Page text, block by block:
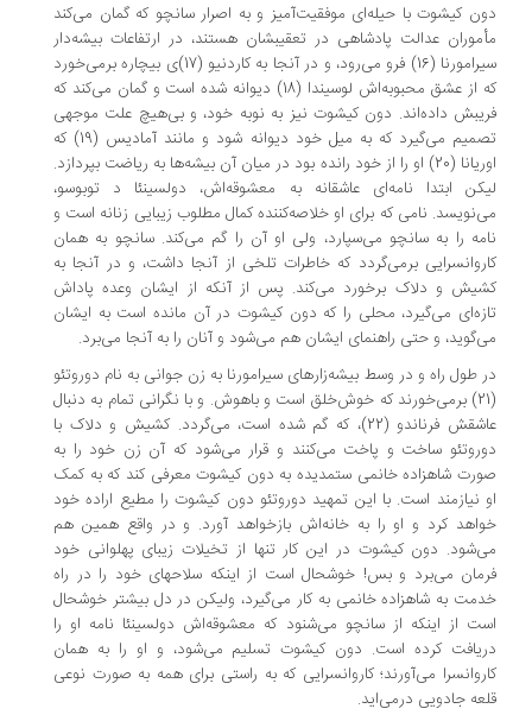
کیشوت با حیله‌ای موفقیت‌آمیز و به اصرار سانچو که گمان می‌کند
عدالت پادشاهی در تعقیبشان هستند، در ارتفاعات بیشه‌دار
سیرامورنا (16) فرو می‌رود، و در آنجا به کاردنیو (17)ی بیچاره برمی‌خورد
که از عشق محبوبه‌اش لوسیندا (18) دیوانه شده است و گمان می‌کند که
داده‌اند. دون کیشوت نیز به نوبه خود، و بی‌هیچ علت موجهی
تصمیم می‌گیرد که به میل خود دیوانه شود و مانند آمادیس (19) که
اوریانا (20) او را از خود رانده بود در میان آن بیشه‌ها به ریاضت بپردازد.
ابتدا نامه‌ای عاشقانه به معشوقه‌اش، دولسینئا د توبوسو،
نامی که برای او خلاصه‌کننده کمال مطلوب زیبایی زنانه است و
را به سانچو می‌سپارد، ولی او آن را گم می‌کند. سانچو به همان
برمی‌گردد که خاطرات تلخی از آنجا داشت، و در آنجا به
و دلاک برخورد می‌کند. پس از آنکه از ایشان وعده پاداش
می‌گیرد، محلی را که دون کیشوت در آن مانده است به ایشان
و حتی راهنمای ایشان هم می‌شود و آنان را به آنجا می‌برد.
طول راه و در وسط بیشه‌زارهای سیرامورنا به زن جوانی به نام دوروتئو
(21) برمی‌خورند که خوش‌خلق است و باهوش. و با نگرانی تمام به دنبال
عاشقش فرناندو (22)، که گم شده است، می‌گردد. کشیش و دلاک با
ساخت و پاخت می‌کنند و قرار می‌شود که آن زن خود را به
شاهزاده خانمی ستمدیده به دون کیشوت معرفی کند که به کمک
نیازمند است. با این تمهید دوروتئو دون کیشوت را مطیع اراده خود
کرد و او را به خانه‌اش بازخواهد آورد. و در واقع همین هم
دون کیشوت در این کار تنها از تخیلات زیبای پهلوانی خود
می‌برد و بس! خوشحال است از اینکه سلاحهای خود را در راه
به شاهزاده خانمی به کار می‌گیرد، ولیکن در دل بیشتر خوشحال
از اینکه از سانچو می‌شنود که معشوقه‌اش دولسینئا نامه او را
کرده است. دون کیشوت تسلیم می‌شود، و او را به همان
می‌آورند؛ کاروانسرایی که به راستی برای همه به صورت نوعی
جادویی درمی‌اید.